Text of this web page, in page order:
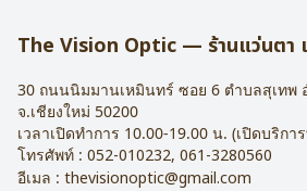
The Vision Optic — ร้านแว่นตา
30 ถนนนิมมานเหมินทร์ ซอย 6 ตำบลสุเทพ
จ.เชียงใหม่ 50200
เวลาเปิดทำการ 10.00-19.00 น. (เปิดบริกา
โทรศัพท์ : 052-010232, 061-3280560
อีเมล : thevisionoptic@gmail.com